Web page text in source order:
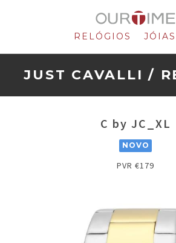
RELÓGIOS JÓIAS
JUST CAVALLI /
C by JC_XL
NOVO
PVR €179